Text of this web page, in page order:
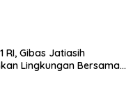
RI, Gibas Jatiasih
Lingkungan Bersama